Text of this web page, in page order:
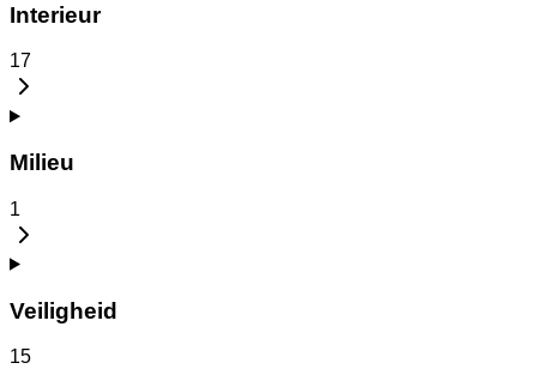
Interieur
17
Milieu
1
Veiligheid
15